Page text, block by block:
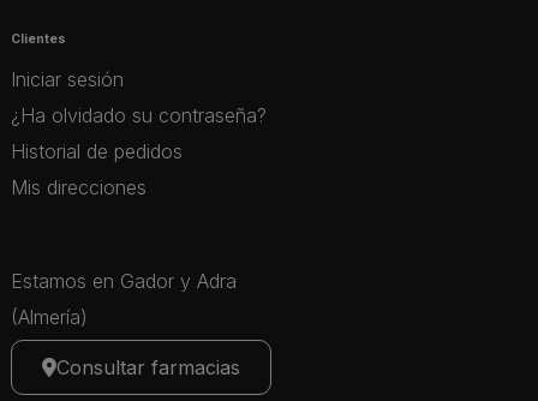
Clientes
Iniciar sesión
¿Ha olvidado su contraseña?
Historial de pedidos
Mis direcciones
Estamos en Gador y Adra
(Almería)
Consultar farmacias